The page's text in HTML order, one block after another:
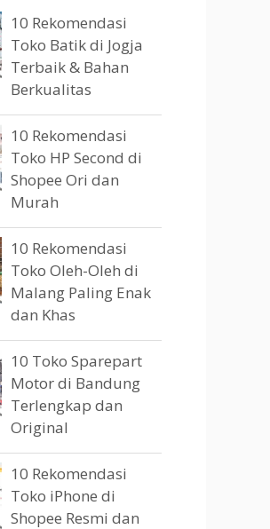
10 Rekomendasi
Toko Batik di Jogja
Terbaik & Bahan
Berkualitas
10 Rekomendasi
Toko HP Second di
Shopee Ori dan
Murah
10 Rekomendasi
Toko Oleh-Oleh di
Malang Paling Enak
dan Khas
10 Toko Sparepart
Motor di Bandung
Terlengkap dan
Original
10 Rekomendasi
Toko iPhone di
Shopee Resmi dan